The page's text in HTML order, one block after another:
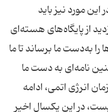
مورد نیز باید
از پایگاه‌های هسته‌ای
به‌دست ما برساند تا ما
نامه‌ای به دست ما
انرژی اتمی، ادامه
در این یكسال اخیر